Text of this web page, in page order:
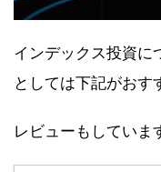
インデックス投資に
としては下記がおす
レビューもしていま